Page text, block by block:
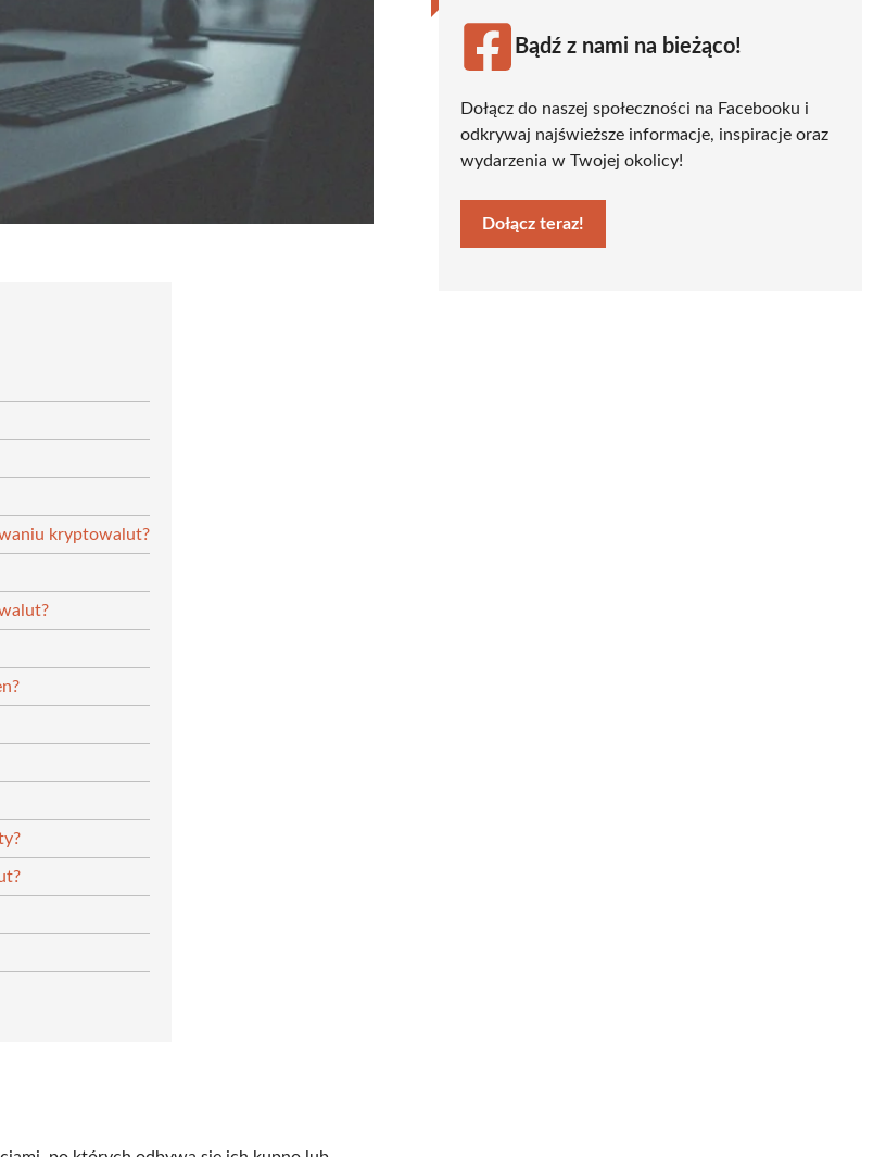
kryptowalut?
Bądź z nami na bieżąco!
Dołącz do naszej społeczności na Facebooku i
odkrywaj najświeższe informacje, inspiracje oraz
wydarzenia w Twojej okolicy!
Dołącz teraz!